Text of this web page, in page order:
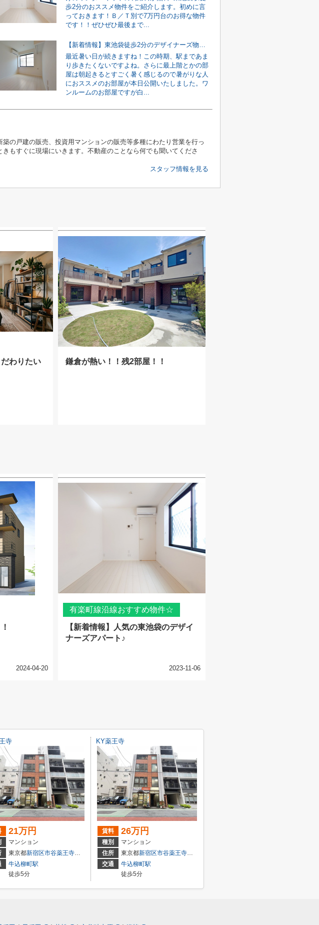
歩2分のおススメ物件をご紹介します。初めに言
っておきます！Ｂ／Ｔ別で7万円台のお得な物件
です！！ぜひぜひ最後まで...
【新着情報】東池袋徒歩2分のデザイナーズ物件！！
最近暑い日が続きますね！この時期、駅まであま
り歩きたくないですよね。さらに最上階とかの部
屋は朝起きるとすごく暑く感じるので暑がりな人
におススメのお部屋が本日公開いたしました。ワ
ンルームのお部屋ですが白...
の戸建の販売、投資用マンションの販売等多種にわたり営業を行っ
もすぐに現場にいきます。不動産のことなら何でも聞いてくださ
スタッフ情報を見る
わりたい 鎌倉が熱い！！残2部屋！！
2024-04-20
有楽町線沿線おすすめ物件☆
【新着情報】人気の東池袋のデザイ
ナーズアパート♪
2023-11-06
寺
21万円
マンション
東京都新宿区市谷薬王寺町
牛込柳町駅
徒歩5分
KY薬王寺
賃料 26万円
種別
マンション
住所
東京都新宿区市谷薬王寺町
交通
牛込柳町駅
徒歩5分